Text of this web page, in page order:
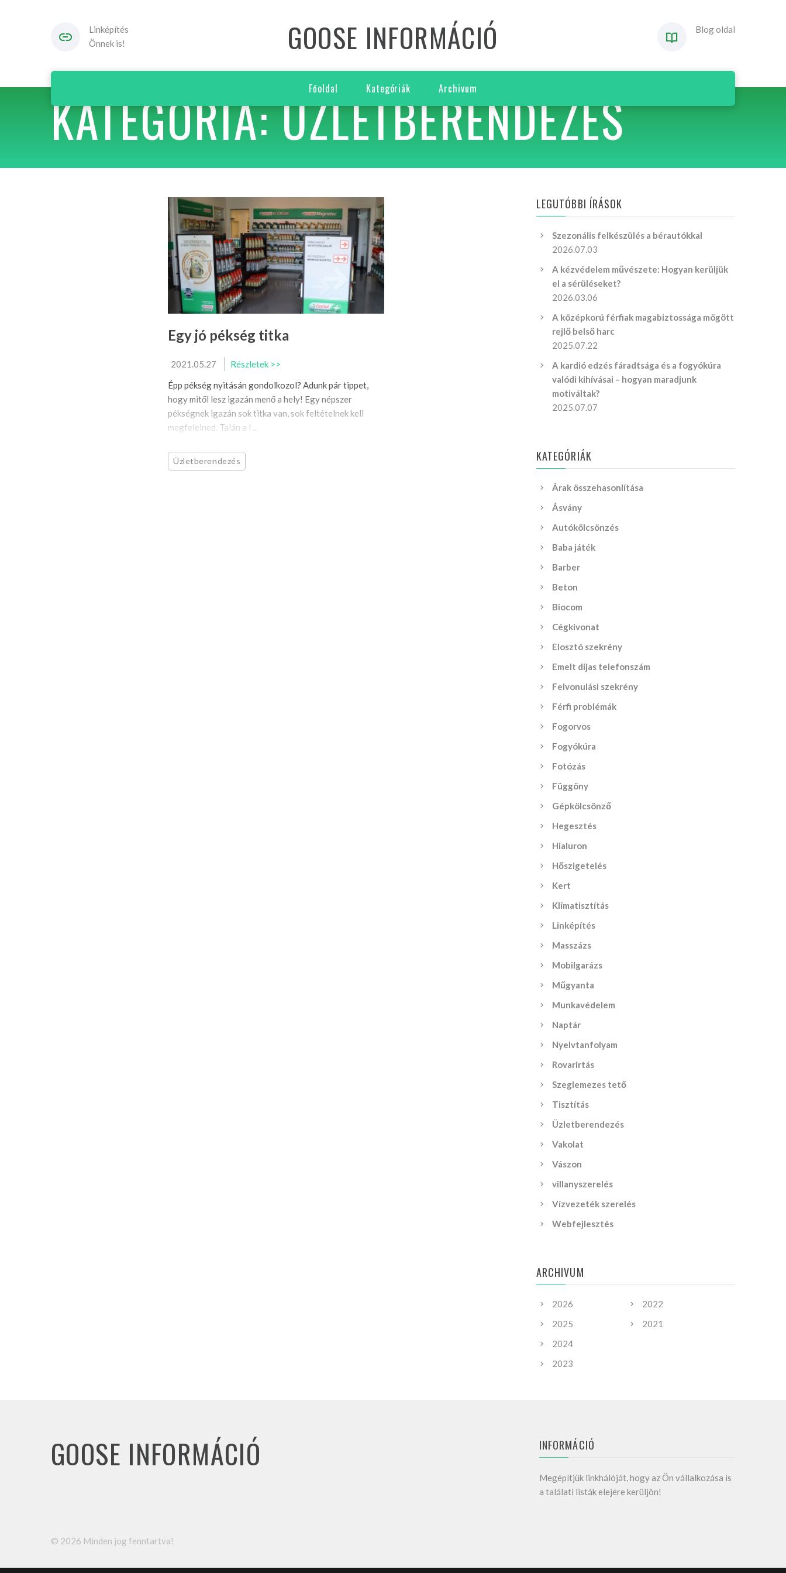
Linképítés
Önnek is!
GOOSE INFORMÁCIÓ Blog oldal
Főoldal Kategóriák Archivum
KATEGÓRIA: ÜZLETBERENDEZÉS
Egy jó pékség titka
2021.05.27
Részletek >>
Épp pékség nyitásán gondolkozol? Adunk pár tippet,
hogy mitől lesz igazán menő a hely! Egy népszer
pékségnek igazán sok titka van, sok feltételnek kell
megfelelned. Talán a l ...
Üzletberendezés
LEGUTÓBBI ÍRÁSOK
Szezonális felkészülés a bérautókkal
2026.07.03
A kézvédelem művészete: Hogyan kerüljük
el a sérüléseket?
2026.03.06
A középkorú férfiak magabiztossága mögött
rejlő belső harc
2025.07.22
A kardió edzés fáradtsága és a fogyókúra
valódi kihívásai – hogyan maradjunk
motiváltak?
2025.07.07
KATEGÓRIÁK
Árak összehasonlítása
Ásvány
Autókölcsönzés
Baba játék
Barber
Beton
Biocom
Cégkivonat
Elosztó szekrény
Emelt díjas telefonszám
Felvonulási szekrény
Férfi problémák
Fogorvos
Fogyókúra
Fotózás
Függöny
Gépkölcsönző
Hegesztés
Hialuron
Hőszigetelés
Kert
Klímatisztítás
Linképítés
Masszázs
Mobilgarázs
Műgyanta
Munkavédelem
Naptár
Nyelvtanfolyam
Rovarirtás
Szeglemezes tető
Tisztítás
Üzletberendezés
Vakolat
Vászon
villanyszerelés
Vízvezeték szerelés
Webfejlesztés
ARCHIVUM
2026
2025
2024
2023
2022
2021
INFORMÁCIÓ
Megépítjük linkhálóját, hogy az Ön vállalkozása is
a találati listák elejére kerüljön!
GOOSE INFORMÁCIÓ
© 2026 Minden jog fenntartva!